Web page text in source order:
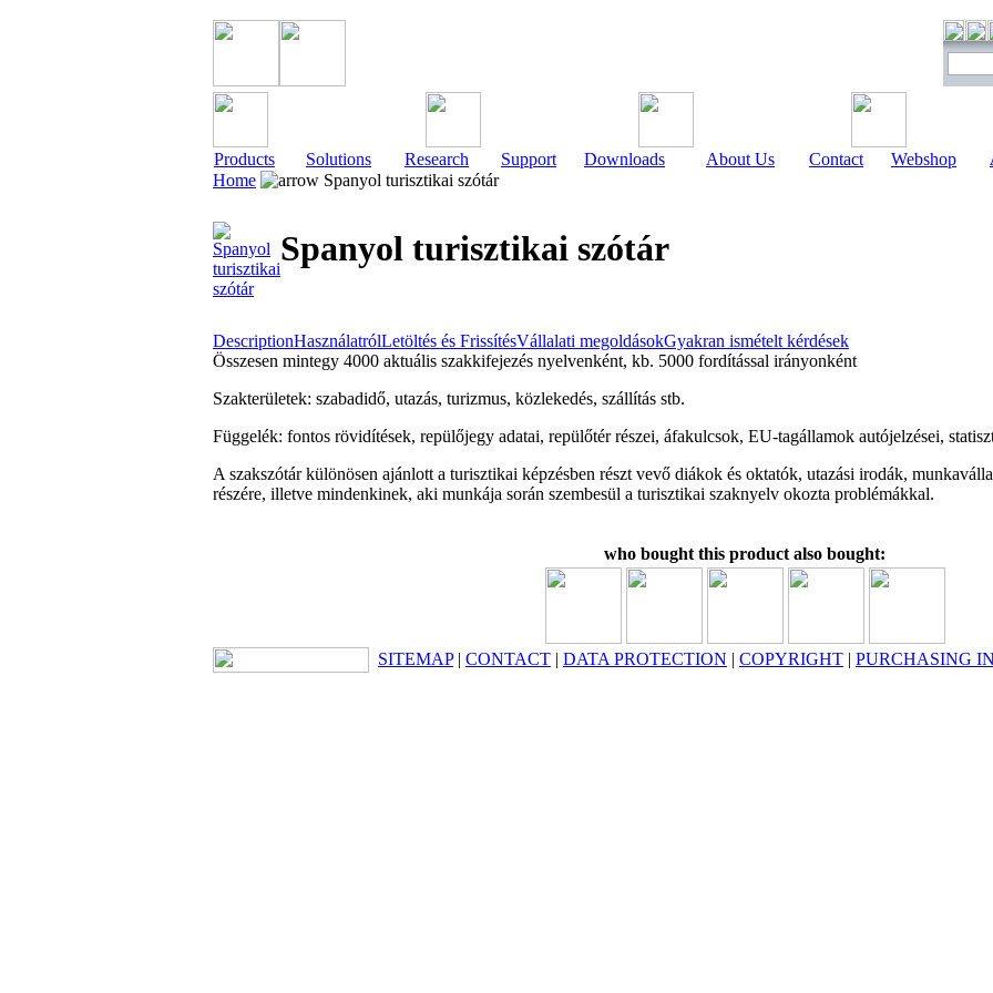
Products Solutions Research Support Downloads About Us Contact Webshop
Home
Spanyol turisztikai szótár
Spanyol turisztikai szótár
DescriptionHasználatrólLetöltés és FrissítésVállalati megoldásokGyakran ismételt kérdések
Összesen mintegy 4000 aktuális szakkifejezés nyelvenként, kb. 5000 fordítással irányonként
Szakterületek: szabadidő, utazás, turizmus, közlekedés, szállítás stb.
Függelék: fontos rövidítések, repülőjegy adatai, repülőtér részei, áfakulcsok, EU-tagállamok autójelzései,
A szakszótár különösen ajánlott a turisztikai képzésben részt vevő diákok és oktatók, utazási irodák,
részére, illetve mindenkinek, aki munkája során szembesül a turisztikai szaknyelv okozta problémákkal.
who bought this product also bought:
SITEMAP| CONTACT | DATA PROTECTION | COPYRIGHT | PURCHASING